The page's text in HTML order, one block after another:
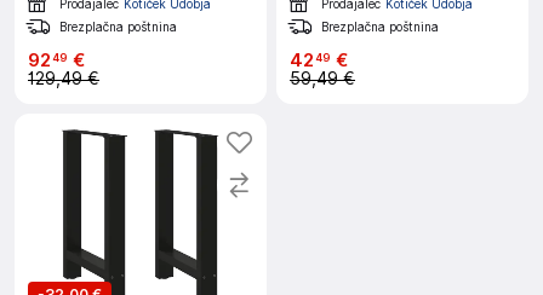
Prodajalec Kotiček Udobja
Brezplačna poštnina
9249 €
129,49 €
Prodajalec Kotiček Udobja
Brezplačna poštnina
4249 €
59,49 €